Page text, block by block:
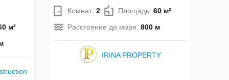
м²
Комнат: 2 Площадь: 60 м²
Расстояние до моря: 800 м
IRINA PROPERTY